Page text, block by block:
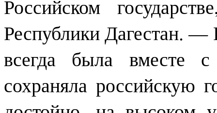
Российском
Республики Дагестан. —
всегда была вместе
сохраняла российскую